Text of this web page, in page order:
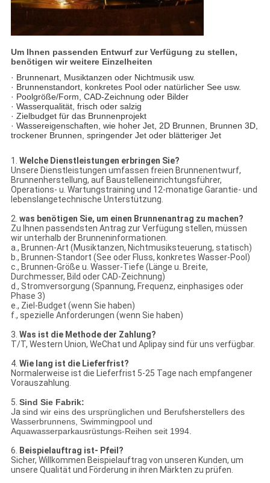
Um Ihnen passenden Entwurf zur Verfügung zu stellen,
benötigen wir weitere Einzelheiten
· Brunnenart, Musiktanzen oder Nichtmusik usw.
· Brunnenstandort, konkretes Pool oder natürlicher See usw.
· Poolgröße/Form, CAD-Zeichnung oder Bilder
· Wasserqualität, frisch oder salzig
· Zielbudget für das Brunnenprojekt
· Wassereigenschaften, wie hoher Jet, 2D Brunnen, Brunnen 3D,
trockener Brunnen, springender Jet oder blätteriger Jet
1. Welche Dienstleistungen erbringen Sie?
Unsere Dienstleistungen umfassen freien Brunnenentwurf,
Brunnenherstellung, auf Baustelleneinrichtungsführer,
Operations- u. Wartungstraining und 12-monatige Garantie- und
lebenslangetechnische Unterstützung.
2. was benötigen Sie, um einen Brunnenantrag zu machen?
Zu Ihnen passendsten Antrag zur Verfügung stellen, müssen
wir unterhalb der Brunneninformationen.
a., Brunnen-Art (Musiktanzen, Nichtmusiksteuerung, statisch)
b., Brunnen-Standort (See oder Fluss, konkretes Wasser-Pool)
c., Brunnen-Größe u. Wasser-Tiefe (Länge u. Breite,
Durchmesser, Bild oder CAD-Zeichnung)
d., Stromversorgung (Spannung, Frequenz, einphasiges oder
Phase 3)
e., Ziel-Budget (wenn Sie haben)
f., spezielle Anforderungen (wenn Sie haben)
3. Was ist die Methode der Zahlung?
T/T, Western Union, WeChat und Aplipay sind für uns verfügbar.
4. Wie lang ist die Lieferfrist?
Normalerweise ist die Lieferfrist 5-25 Tage nach empfangener
Vorauszahlung.
5. Sind Sie Fabrik:
Ja sind wir eins des ursprünglichen und Berufsherstellers des
Wasserbrunnens, Swimmingpool und
Aquawasserparkausrüstungs-Reihen seit 1994.
6.
Beispielauftrag ist- Pfeil?
Sicher, Willkommen Beispielauftrag von unseren Kunden, um
unsere Qualität und Förderung in ihren Märkten zu prüfen.